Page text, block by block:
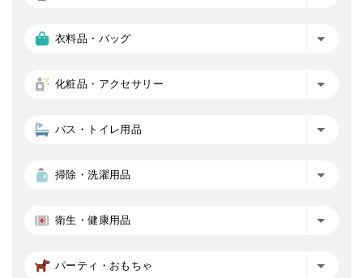
衣料品・バッグ
化粧品・アクセサリー
バス・トイレ用品
掃除・洗濯用品
衛生・健康用品
パーティ・おもちゃ